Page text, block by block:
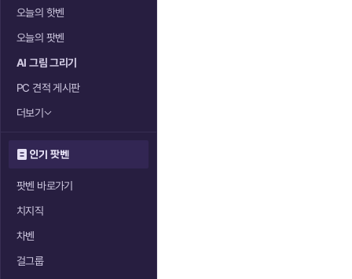
오늘의 핫벤
오늘의 팟벤
AI 그림 그리기
PC 견적 게시판
더보기
인기 팟벤
팟벤 바로가기
치지직
차벤
걸그룹